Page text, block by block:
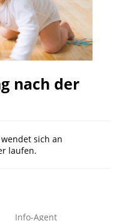
nach der
sich an
laufen.
Info-Agent